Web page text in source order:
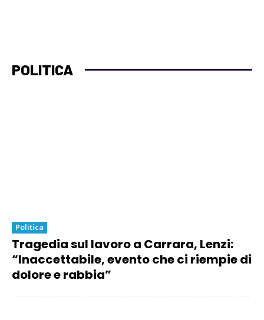
POLITICA
Politica
Tragedia sul lavoro a Carrara, Lenzi:
“Inaccettabile, evento che ci riempie di
dolore e rabbia”